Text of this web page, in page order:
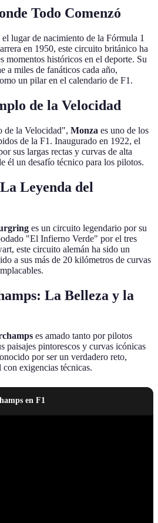
Todo Comenzó
el lugar de nacimiento de la Fórmula 1
en 1950, este circuito británico ha
momentos históricos en el deporte. Su
a miles de fanáticos cada año,
un pilar en el calendario de F1.
de la Velocidad
de la Velocidad", Monza es uno de los
de la F1. Inaugurado en 1922, el
sus largas rectas y curvas de alta
él un desafío técnico para los pilotos.
Leyenda del
es un circuito legendario por su
"El Infierno Verde" por el tres
este circuito alemán ha sido un
a sus más de 20 kilómetros de curvas
La Belleza y la
es amado tanto por pilotos
paisajes pintorescos y curvas icónicas
por ser un verdadero reto,
exigencias técnicas.
en F1